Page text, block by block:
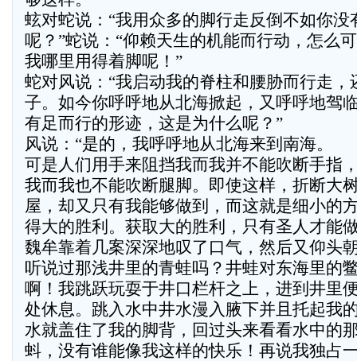
蚿对蛇说：“我用众多的脚行走反倒不如你没
呢？”蛇说：“仰赖天生的机能而行动，怎么
我哪里用得着脚呢！”
蛇对风说：“我启动我的脊柱和腰胁而行走
子。如今你呼呼地从北海掀起，又呼呼地驾
有足而行的形迹，这是为什么呢？”
风说：“是的，我呼呼地从北海来到南海。
可是人们用手来阻挡我而我并不能吹断手指
我而我也不能吹断腿脚。即使这样，折断大
屋，却又只有我能够做到，而这就是细小的
得大的胜利。获取大的胜利，只有圣人才能
魏牟靠着几案深深地叹了口气，然后又仰头
听说过那浅井里的青蛙吗？井蛙对东海里的
啊！我跳跃玩耍于井口栏杆之上，进到井里
处休息。跳入水中井水漫入腋下并且托起我
水就盖住了我的脚背，回过头来看看水中的
蚪，没有谁能像我这样的快乐！再说我独占